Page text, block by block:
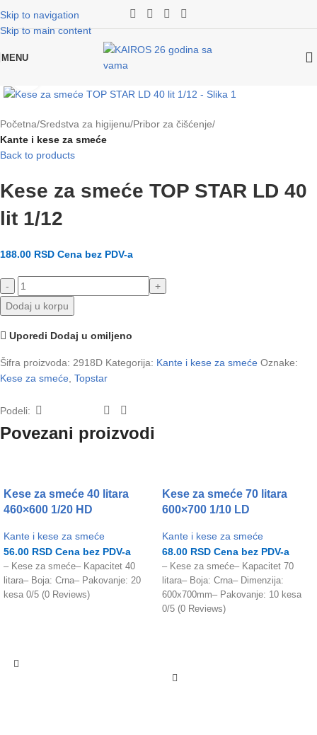
Skip to navigation
Skip to main content
MENU
Početna Sredstva za higijenu Pribor za čišćenje
Kante i kese za smeće
Back to products
Kese za smeće TOP STAR LD 40
lit 1/12
188.00 RSD Cena bez PDV-a
Dodaj u korpu
Uporedi Dodaj u omiljeno
Šifra proizvoda: 2918D Kategorija: Kante i kese za smeće Oznake:
Kese za smeće, Topstar
Podeli:
Povezani proizvodi
Kese za smeće 40 litara
460×600 1/20 HD
Kante i kese za smeće
56.00 RSD Cena bez PDV-a
– Kese za smeće– Kapacitet 40
litara– Boja: Crna– Pakovanje: 20
kesa 0/5 (0 Reviews)
Kese za smeće 70 litara
600×700 1/10 LD
Kante i kese za smeće
68.00 RSD Cena bez PDV-a
– Kese za smeće– Kapacitet 70
litara– Boja: Crna– Dimenzija:
600x700mm– Pakovanje: 10 kesa
0/5 (0 Reviews)